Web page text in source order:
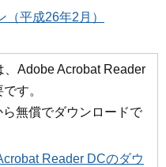
平成26年2月）
Adobe Acrobat Reader
す。
無償でダウンロードで
Reader DCのダウ